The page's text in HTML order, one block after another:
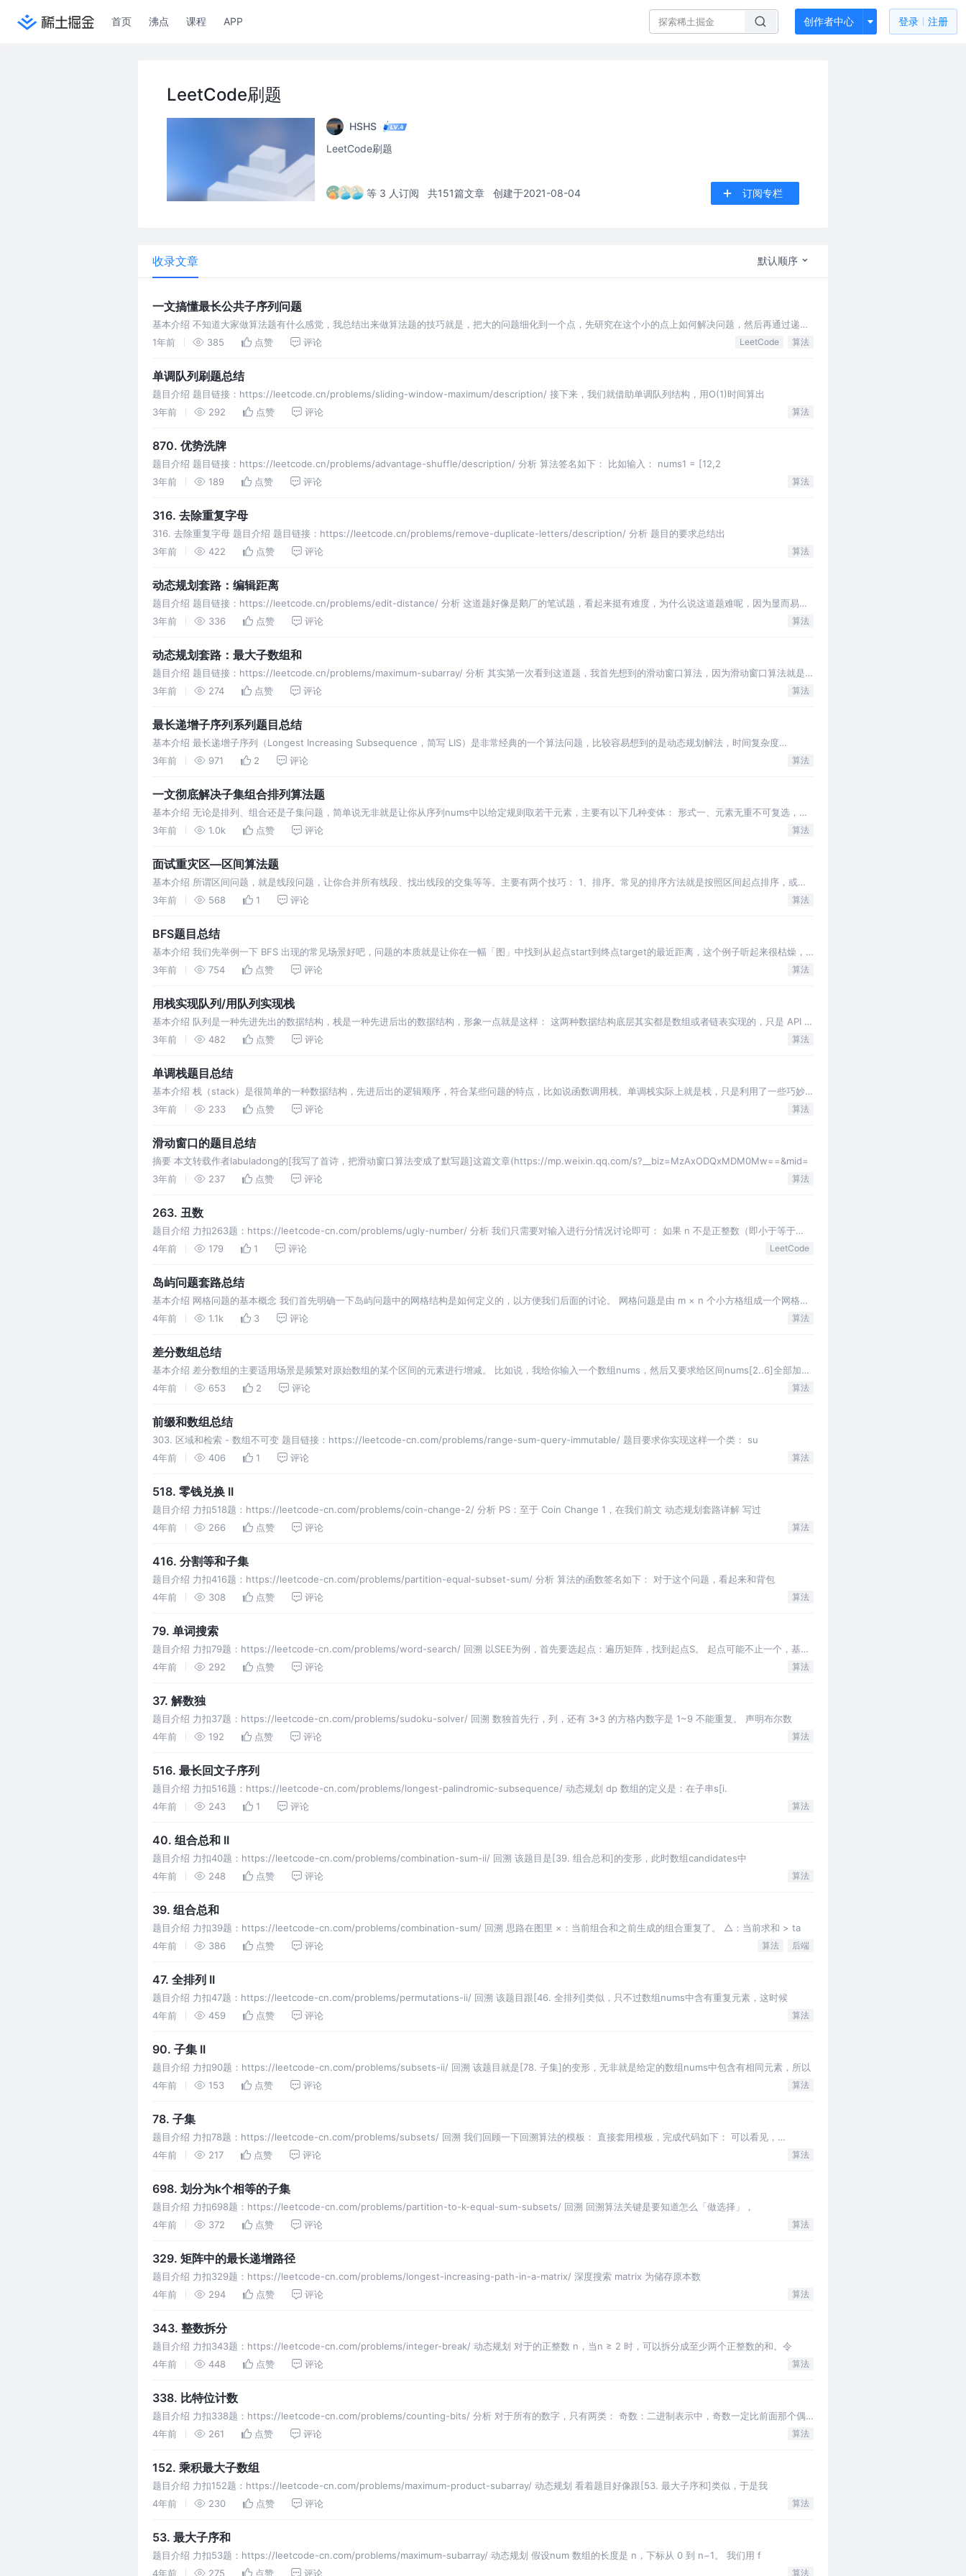
首页 沸点 课程 APP 创作者中心 登录 注册
LeetCode刷题
HSHS
LeetCode刷题
等 3 人订阅 共151篇文章 创建于2021-08-04 订阅专栏
收录文章 默认顺序
一文搞懂最长公共子序列问题
基本介绍 不知道大家做算法题有什么感觉，我总结出来做算法题的技巧就是，把大的问题细化到一个点，先研究在这个小的点上如何解决问题，然后再通过递归/
迭代的方式扩展到整个问题。 动态规划系列问题也是一样，尤
1年前 385 点赞 评论 LeetCode 算法
单调队列刷题总结
题目介绍 题目链接：https://leetcode.cn/problems/sliding-window-maximum/description/ 接下来，我们就借助单调队列结构，用O(1)时间算出
3年前
292 点赞 评论 算法
870. 优势洗牌
题目介绍 题目链接：https://leetcode.cn/problems/advantage-shuffle/description/ 分析 算法签名如下： 比如输入： nums1 = [12,2
3年前
189 点赞 评论 算法
316. 去除重复字母
316. 去除重复字母 题目介绍 题目链接：https://leetcode.cn/problems/remove-duplicate-letters/description/ 分析 题目的要求总结出
3年前
422 点赞 评论 算法
动态规划套路：编辑距离
题目介绍 题目链接：https://leetcode.cn/problems/edit-distance/ 分析 这道题好像是鹅厂的笔试题，看起来挺有难度，为什么说这道题难呢，因为显而易
见，它就是难，
3年前 336 点赞 评论 算法
动态规划套路：最大子数组和
题目介绍 题目链接：https://leetcode.cn/problems/maximum-subarray/ 分析 其实第一次看到这道题，我首先想到的滑动窗口算法，因为滑动窗口算法就是
专门处理子串
3年前 274 点赞 评论 算法
最长递增子序列系列题目总结
基本介绍 最长递增子序列（Longest Increasing Subsequence，简写 LIS）是非常经典的一个算法问题，比较容易想到的是动态规划解法，时间复杂度
O(N^2)，我们借这个问题来
3年前 971 2 评论 算法
一文彻底解决子集组合排列算法题
基本介绍 无论是排列、组合还是子集问题，简单说无非就是让你从序列nums中以给定规则取若干元素，主要有以下几种变体： 形式一、元素无重不可复选，即
nums中的元素都是唯一的，每个元素最多只能被使用一次
3年前 1.0k 点赞 评论 算法
面试重灾区—区间算法题
基本介绍 所谓区间问题，就是线段问题，让你合并所有线段、找出线段的交集等等。主要有两个技巧： 1、排序。常见的排序方法就是按照区间起点排序，或者
先按照起点升序排序，若起点相同，则按照终点降序排序。当然
3年前 568 1 评论 算法
BFS题目总结
基本介绍 我们先举例一下 BFS 出现的常见场景好吧，问题的本质就是让你在一幅「图」中找到从起点start到终点target的最近距离，这个例子听起来很枯燥，
但是 BFS 算法问题其实都是在干这个事儿
3年前 754 点赞 评论 算法
用栈实现队列/用队列实现栈
基本介绍 队列是一种先进先出的数据结构，栈是一种先进后出的数据结构，形象一点就是这样： 这两种数据结构底层其实都是数组或者链表实现的，只是 API 限
定了它们的特性，那么今天就来看看如何使用「栈」的特
3年前 482 点赞 评论 算法
单调栈题目总结
基本介绍 栈（stack）是很简单的一种数据结构，先进后出的逻辑顺序，符合某些问题的特点，比如说函数调用栈。单调栈实际上就是栈，只是利用了一些巧妙
的逻辑，使得每次新元素入栈后，栈内的元素都保持有序（单
3年前 233 点赞 评论 算法
滑动窗口的题目总结
摘要 本文转载作者labuladong的[我写了首诗，把滑动窗口算法变成了默写题]这篇文章(https://mp.weixin.qq.com/s?__biz=MzAxODQxMDM0Mw==&mid=
3年前
237 点赞 评论 算法
263. 丑数
题目介绍 力扣263题：https://leetcode-cn.com/problems/ugly-number/ 分析 我们只需要对输入进行分情况讨论即可： 如果 n 不是正整数（即小于等于
0）：
4年前 179 1 评论 LeetCode
岛屿问题套路总结
基本介绍 网格问题的基本概念 我们首先明确一下岛屿问题中的网格结构是如何定义的，以方便我们后面的讨论。 网格问题是由 m × n 个小方格组成一个网格，
每个小方格与其上下左右四个方格认为是相邻的，要在
4年前 1.1k 3 评论 算法
差分数组总结
基本介绍 差分数组的主要适用场景是频繁对原始数组的某个区间的元素进行增减。 比如说，我给你输入一个数组nums，然后又要求给区间nums[2..6]全部加
1，再给nums[3..9]全部减 3，再给
4年前 653 2 评论 算法
前缀和数组总结
303. 区域和检索 - 数组不可变 题目链接：https://leetcode-cn.com/problems/range-sum-query-immutable/ 题目要求你实现这样一个类： su
4年前
406 1 评论 算法
518. 零钱兑换 II
题目介绍 力扣518题：https://leetcode-cn.com/problems/coin-change-2/ 分析 PS：至于 Coin Change 1，在我们前文 动态规划套路详解 写过
4年前
266 点赞 评论 算法
416. 分割等和子集
题目介绍 力扣416题：https://leetcode-cn.com/problems/partition-equal-subset-sum/ 分析 算法的函数签名如下： 对于这个问题，看起来和背包
4年前
308 点赞 评论 算法
79. 单词搜索
题目介绍 力扣79题：https://leetcode-cn.com/problems/word-search/ 回溯 以SEE为例，首先要选起点：遍历矩阵，找到起点S。 起点可能不止一个，基于
其中一
4年前 292 点赞 评论 算法
37. 解数独
题目介绍 力扣37题：https://leetcode-cn.com/problems/sudoku-solver/ 回溯 数独首先行，列，还有 3*3 的方格内数字是 1~9 不能重复。 声明布尔数
4年前
192 点赞 评论 算法
516. 最长回文子序列
题目介绍 力扣516题：https://leetcode-cn.com/problems/longest-palindromic-subsequence/ 动态规划 dp 数组的定义是：在子串s[i.
4年前
243 1 评论 算法
40. 组合总和 II
题目介绍 力扣40题：https://leetcode-cn.com/problems/combination-sum-ii/ 回溯 该题目是[39. 组合总和]的变形，此时数组candidates中
4年前
248 点赞 评论 算法
39. 组合总和
题目介绍 力扣39题：https://leetcode-cn.com/problems/combination-sum/ 回溯 思路在图里 ×：当前组合和之前生成的组合重复了。 △：当前求和 > ta
4年前
386 点赞 评论 算法 后端
47. 全排列 II
题目介绍 力扣47题：https://leetcode-cn.com/problems/permutations-ii/ 回溯 该题目跟[46. 全排列]类似，只不过数组nums中含有重复元素，这时候
4年前
459 点赞 评论 算法
90. 子集 II
题目介绍 力扣90题：https://leetcode-cn.com/problems/subsets-ii/ 回溯 该题目就是[78. 子集]的变形，无非就是给定的数组nums中包含有相同元素，所以
4年前
153 点赞 评论 算法
78. 子集
题目介绍 力扣78题：https://leetcode-cn.com/problems/subsets/ 回溯 我们回顾一下回溯算法的模板： 直接套用模板，完成代码如下： 可以看见，
对 res 的更新
4年前 217 点赞 评论 算法
698. 划分为k个相等的子集
题目介绍 力扣698题：https://leetcode-cn.com/problems/partition-to-k-equal-sum-subsets/ 回溯 回溯算法关键是要知道怎么「做选择」，
4年前
372 点赞 评论 算法
329. 矩阵中的最长递增路径
题目介绍 力扣329题：https://leetcode-cn.com/problems/longest-increasing-path-in-a-matrix/ 深度搜索 matrix 为储存原本数
4年前
294 点赞 评论 算法
343. 整数拆分
题目介绍 力扣343题：https://leetcode-cn.com/problems/integer-break/ 动态规划 对于的正整数 n，当n ≥ 2 时，可以拆分成至少两个正整数的和。令
4年前
448 点赞 评论 算法
338. 比特位计数
题目介绍 力扣338题：https://leetcode-cn.com/problems/counting-bits/ 分析 对于所有的数字，只有两类： 奇数：二进制表示中，奇数一定比前面那个偶
数多一
4年前 261 点赞 评论 算法
152. 乘积最大子数组
题目介绍 力扣152题：https://leetcode-cn.com/problems/maximum-product-subarray/ 动态规划 看着题目好像跟[53. 最大子序和]类似，于是我
4年前
230 点赞 评论 算法
53. 最大子序和
题目介绍 力扣53题：https://leetcode-cn.com/problems/maximum-subarray/ 动态规划 假设num 数组的长度是 n，下标从 0 到 n−1。 我们用 f
4年前
275 点赞 评论 算法